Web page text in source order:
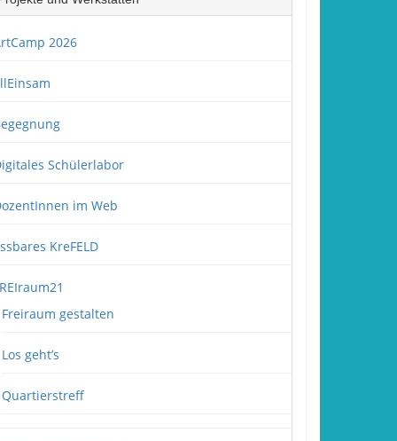
2026
Schülerlabor
im Web
KreFELD
Freiraum gestalten
Los geht’s
Quartierstreff